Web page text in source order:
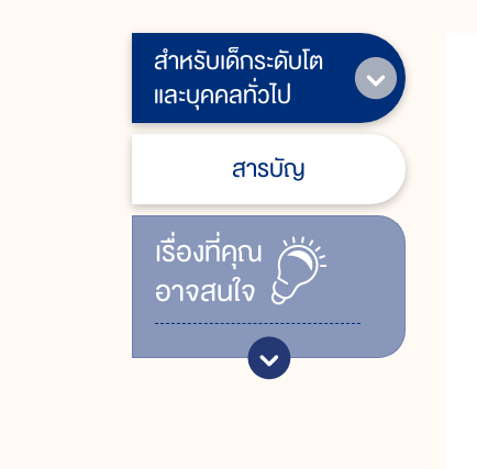
สำหรับเด็กระดับโต
และบุคคลทั่วไป
สารบัญ
เรื่ิองที่คุณ
อาจสนใจ